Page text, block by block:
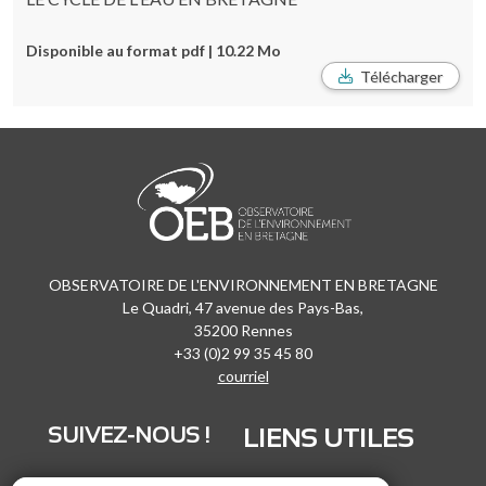
Disponible au format pdf | 10.22 Mo
Télécharger
OBSERVATOIRE DE L'ENVIRONNEMENT EN BRETAGNE
Le Quadri, 47 avenue des Pays-Bas,
35200 Rennes
+33 (0)2 99 35 45 80
courriel
SUIVEZ-NOUS ! LIENS UTILES